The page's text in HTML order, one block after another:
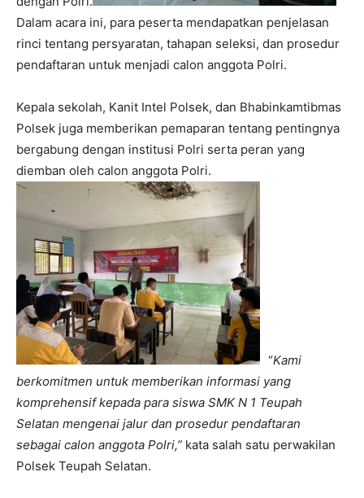
Dalam acara ini, para peserta mendapatkan penjelasan
rinci tentang persyaratan, tahapan seleksi, dan prosedur
pendaftaran untuk menjadi calon anggota Polri.
Kepala sekolah, Kanit Intel Polsek, dan Bhabinkamtibmas
Polsek juga memberikan pemaparan tentang pentingnya
bergabung dengan institusi Polri serta peran yang
diemban oleh calon anggota Polri.
“Kami
berkomitmen untuk memberikan informasi yang
komprehensif kepada para siswa SMK N 1 Teupah
Selatan mengenai jalur dan prosedur pendaftaran
sebagai calon anggota Polri,” kata salah satu perwakilan
Polsek Teupah Selatan.